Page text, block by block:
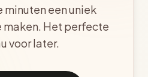
minuten een uniek
Het perfecte
voor later.